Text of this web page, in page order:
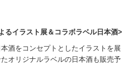
るイラスト展＆コラボラベル日本酒>
酒をコンセプトとしたイラストを展
オリジナルラベルの日本酒も販売予